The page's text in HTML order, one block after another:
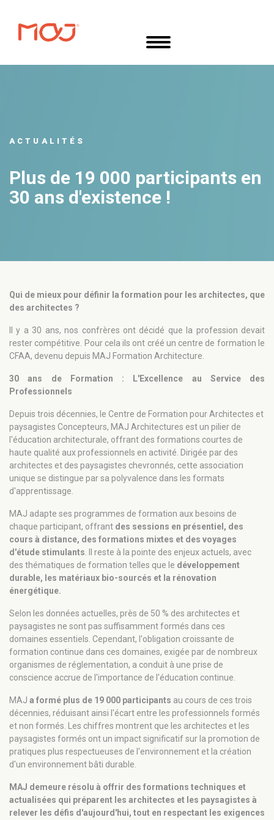
contenu
ACTUALITÉS
Plus de 19 000 participants en
30 ans d'existence !
Qui de mieux pour définir la formation pour les architectes, que
des architectes ?
Il y a 30 ans, nos confrères ont décidé que la profession devait
rester compétitive. Pour cela ils ont créé un centre de formation le
CFAA, devenu depuis MAJ Formation Architecture.
30 ans de Formation : L'Excellence au Service des
Professionnels
Depuis trois décennies, le Centre de Formation pour Architectes et
paysagistes Concepteurs, MAJ Architectures est un pilier de
l'éducation architecturale, offrant des formations courtes de
haute qualité aux professionnels en activité. Dirigée par des
architectes et des paysagistes chevronnés, cette association
unique se distingue par sa polyvalence dans les formats
d'apprentissage.
MAJ adapte ses programmes de formation aux besoins de
chaque participant, offrant des sessions en présentiel, des
cours à distance, des formations mixtes et des voyages
d'étude stimulants . Il reste à la pointe des enjeux actuels, avec
des thématiques de formation telles que le développement
durable, les matériaux bio-sourcés et la rénovation
énergétique.
Selon les données actuelles, près de 50 % des architectes et
paysagistes ne sont pas suffisamment formés dans ces
domaines essentiels. Cependant, l'obligation croissante de
formation continue dans ces domaines, exigée par de nombreux
organismes de réglementation, a conduit à une prise de
conscience accrue de l'importance de l'éducation continue.
MAJ a formé plus de 19 000 participants au cours de ces trois
décennies, réduisant ainsi l'écart entre les professionnels formés
et non formés. Les chiffres montrent que les architectes et les
paysagistes formés ont un impact significatif sur la promotion de
pratiques plus respectueuses de l'environnement et la création
d'un environnement bâti durable.
MAJ demeure résolu à offrir des formations techniques et
actualisées qui préparent les architectes et les paysagistes à
relever les défis d'aujourd'hui, tout en respectant les exigences